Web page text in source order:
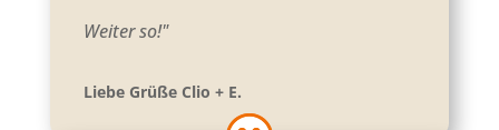
Weiter so!"
Liebe Grüße Clio + E.